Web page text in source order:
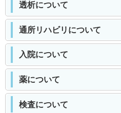
透析について
通所リハビリについて
入院について
薬について
検査について